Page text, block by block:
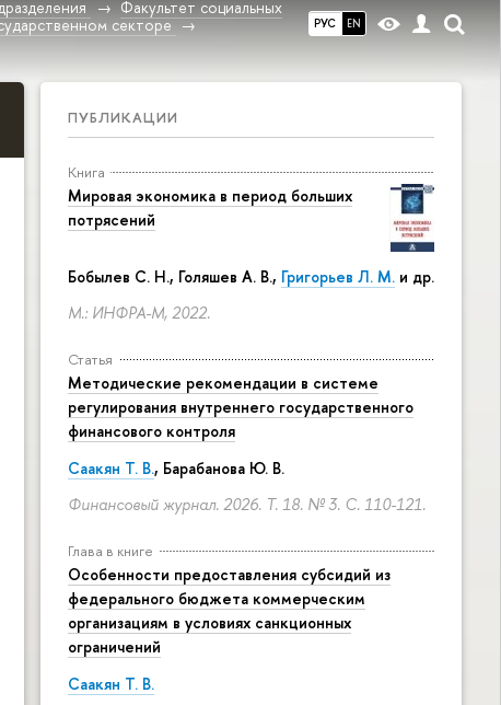
РУС EN
Факультет социальных
секторе
ПУБЛИКАЦИИ
Книга
Мировая экономика в период больших
потрясений
Бобылев С. Н., Голяшев А. В., Григорьев Л. М. и др.
М.: ИНФРА-М, 2022.
Статья
Методические рекомендации в системе
регулирования внутреннего государственного
финансового контроля
Саакян Т. В., Барабанова Ю. В.
Финансовый журнал. 2026. Т. 18. № 3. С. 110-121.
Глава в книге
Особенности предоставления субсидий из
федерального бюджета коммерческим
организациям в условиях санкционных
ограничений
Саакян Т. В.